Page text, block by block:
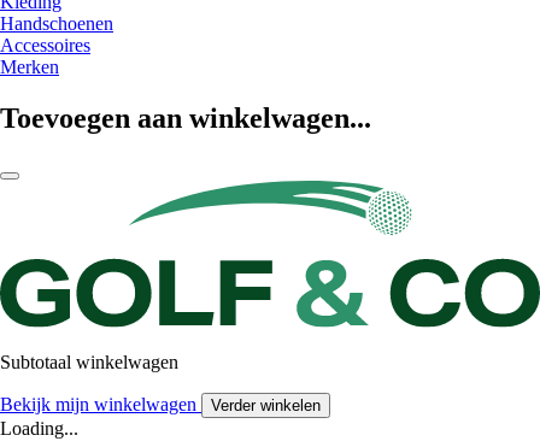
Handschoenen
Accessoires
Merken
Toevoegen aan winkelwagen...
Subtotaal winkelwagen
Bekijk mijn winkelwagen Verder winkelen
Loading...